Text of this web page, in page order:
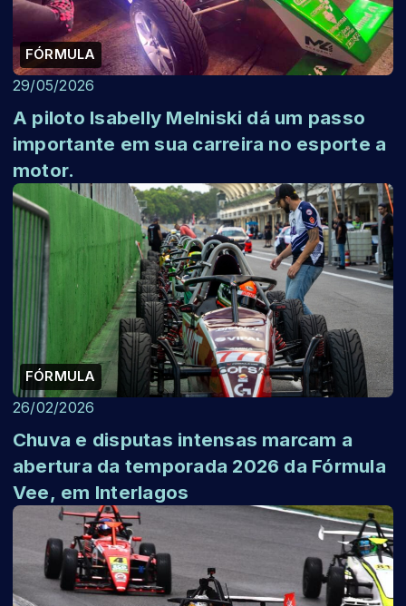
FÓRMULA
29/05/2026
A piloto Isabelly Melniski dá um passo
importante em sua carreira no esporte a
motor.
FÓRMULA
26/02/2026
Chuva e disputas intensas marcam a
abertura da temporada 2026 da Fórmula
Vee, em Interlagos